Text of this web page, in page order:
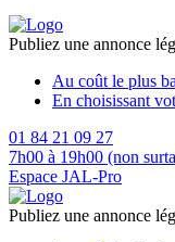
Publiez une annonce
Au coût le plus
En choisissant
01 84 21 09 27
7h00 à 19h00 (non
Espace JAL-Pro
Publiez une annonce